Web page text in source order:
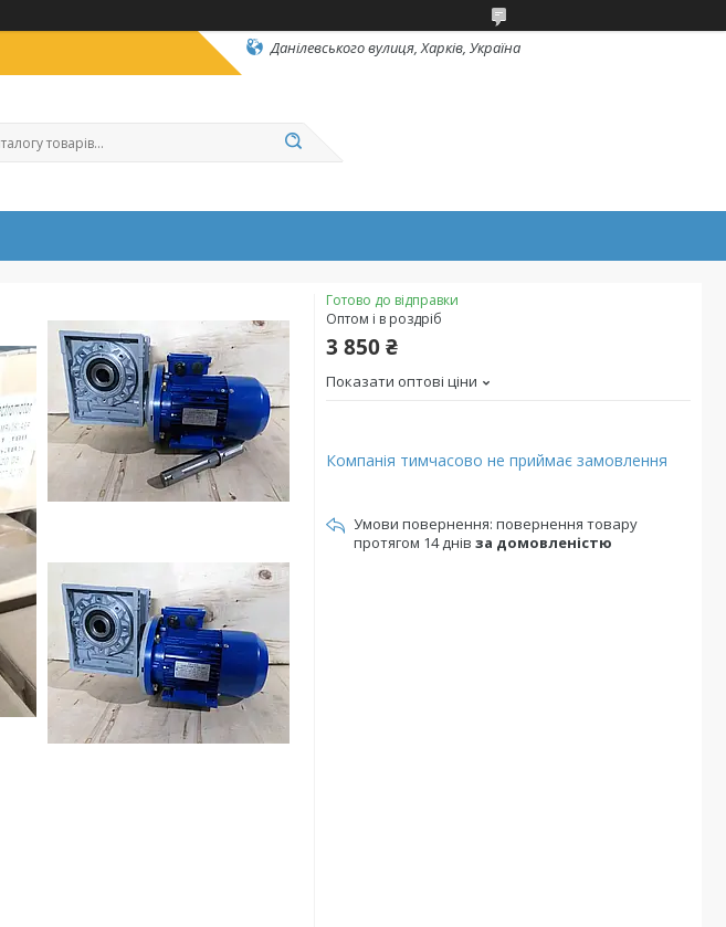
Данілевського вулиця, Харків, Україна
Готово до відправки
Оптом і в роздріб
3 850 ₴
Показати оптові ціни
Компанія тимчасово не приймає замовлення
повернення товару
протягом 14 днів за домовленістю